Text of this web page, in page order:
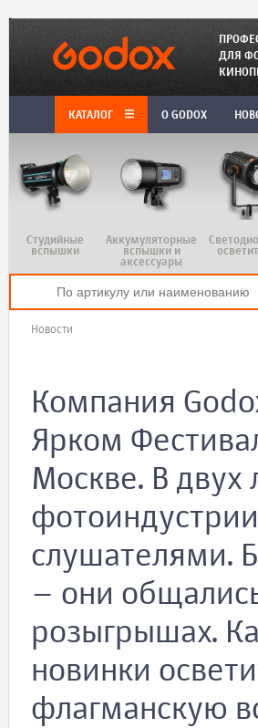
ДЛЯ
КАТАЛОГ O GODOX
Студийные
вспышки
Аккумуляторные
вспышки и
аксессуары
Новости
Компания
Ярком
Москве. В двух
слушателями.
– они
розыгрышах.
новинки
флагманскую